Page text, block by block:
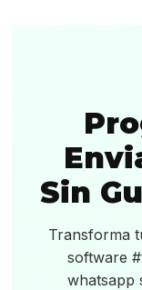
Sin
Transforma
software
whatsapp